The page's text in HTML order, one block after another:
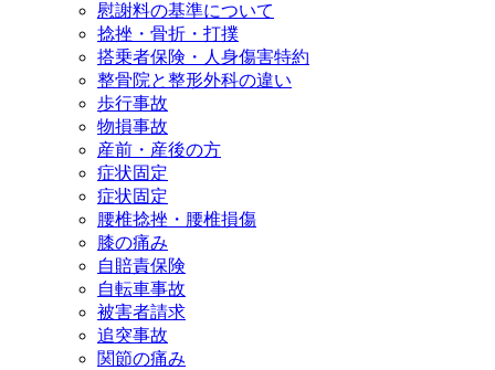
慰謝料の基準について
捻挫・骨折・打撲
搭乗者保険・人身傷害特約
整骨院と整形外科の違い
歩行事故
物損事故
産前・産後の方
症状固定
症状固定
腰椎捻挫・腰椎損傷
膝の痛み
自賠責保険
自転車事故
被害者請求
追突事故
関節の痛み